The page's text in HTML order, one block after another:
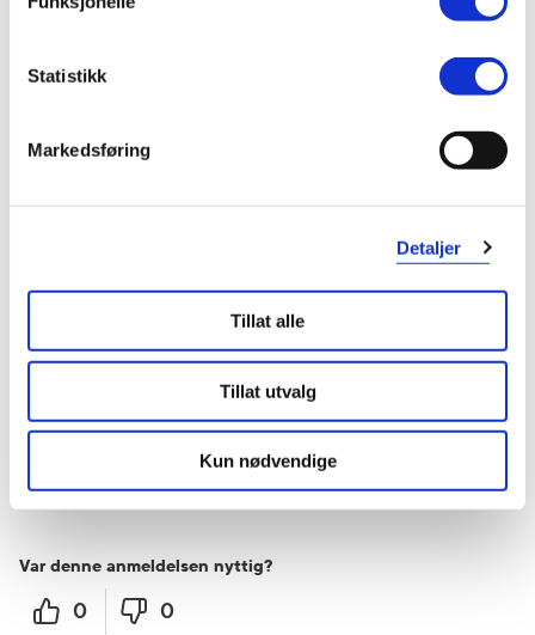
Statistikk
Markedsføring
Detaljer
Tillat alle
Tillat utvalg
Kun nødvendige
Tørre øyne om morgenen blir som nye etter en dråpe av denne.
Var denne anmeldelsen nyttig?
Hjelpe med å unngå tørr øye når man bruker linser hverdag
Var denne anmeldelsen nyttig?
0 0